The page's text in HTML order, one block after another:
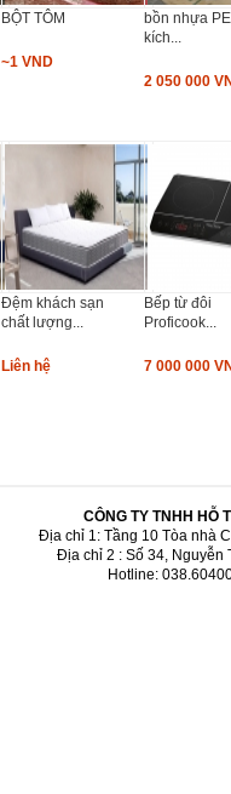
BỘT TÔM
~1 VND
bồn nhựa
kích...
2 050 000
Đệm khách sạn
chất lượng...
Liên hệ
Bếp từ đôi
Proficook...
7 000 000
CÔNG TY TNHH HỖ
Địa chỉ 1: Tầng 10 Tòa nhà
Địa chỉ 2 : Số 34, Nguyễn
Hotline: